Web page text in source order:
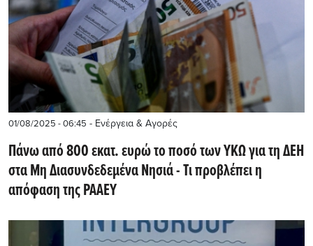
01/08/2025 - 06:45 - Ενέργεια & Αγορές
Πάνω από 800 εκατ. ευρώ το ποσό των ΥΚΩ για τη ΔΕΗ
στα Μη Διασυνδεδεμένα Νησιά - Τι προβλέπει η
απόφαση της ΡΑΑΕΥ